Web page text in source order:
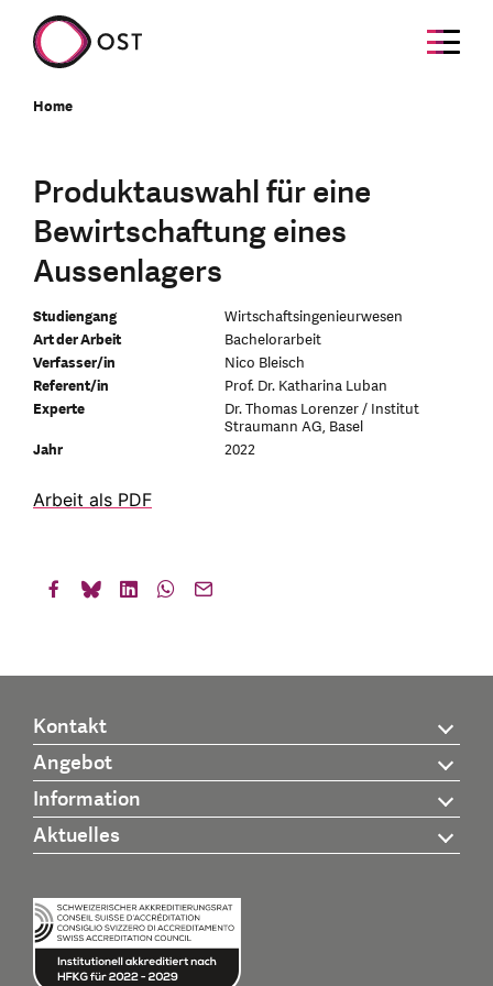
Home
Produktauswahl für eine
Bewirtschaftung eines
Aussenlagers
Studiengang
Wirtschaftsingenieurwesen
Art der Arbeit
Bachelorarbeit
Verfasser/in
Nico Bleisch
Referent/in
Prof. Dr. Katharina Luban
Experte
Dr. Thomas Lorenzer / Institut
Straumann AG, Basel
Jahr
2022
Arbeit als PDF
Kontakt
Angebot
Information
Aktuelles